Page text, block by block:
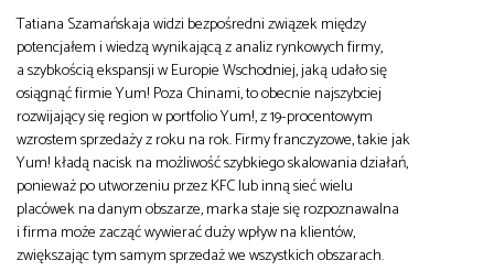
Tatiana Szamańskaja widzi bezpośredni związek między
potencjałem i wiedzą wynikającą z analiz rynkowych firmy,
a szybkością ekspansji w Europie Wschodniej, jaką udało się
osiągnąć firmie Yum! Poza Chinami, to obecnie najszybciej
rozwijający się region w portfolio Yum!, z 19-procentowym
wzrostem sprzedaży z roku na rok. Firmy franczyzowe, takie jak
Yum! kładą nacisk na możliwość szybkiego skalowania działań,
ponieważ po utworzeniu przez KFC lub inną sieć wielu
placówek na danym obszarze, marka staje się rozpoznawalna
i firma może zacząć wywierać duży wpływ na klientów,
zwiększając tym samym sprzedaż we wszystkich obszarach.